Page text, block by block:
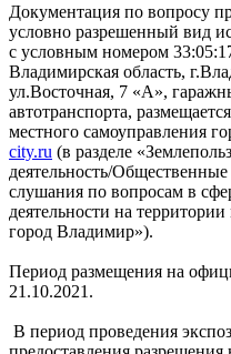
Документация по вопросу
условно разрешенный вид
с условным номером
Владимирская область,
ул.Восточная, 7 «А»,
автотранспорта,
местного самоуправления
city.ru (в разделе
деятельность/
слушания по вопросам в
деятельности на
город Владимир»).
Период размещения на
21.10.2021.
В период проведения